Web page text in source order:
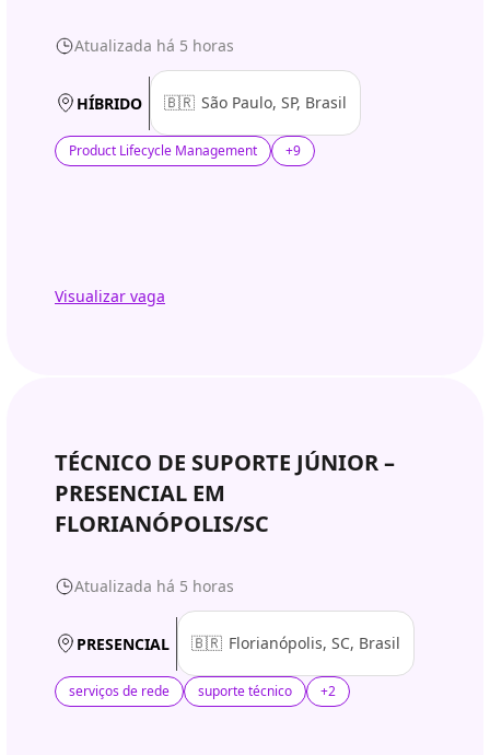
Atualizada há 5 horas
HÍBRIDO 🇧🇷 São Paulo, SP, Brasil
Product Lifecycle Management +9
Visualizar vaga
TÉCNICO DE SUPORTE JÚNIOR –
PRESENCIAL EM
FLORIANÓPOLIS/SC
Atualizada há 5 horas
PRESENCIAL 🇧🇷 Florianópolis, SC, Brasil
serviços de rede suporte técnico +2